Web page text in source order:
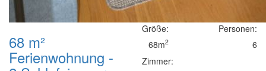
68 m²
Ferienwohnung -
Größe:
68m2
Zimmer:
Personen:
6